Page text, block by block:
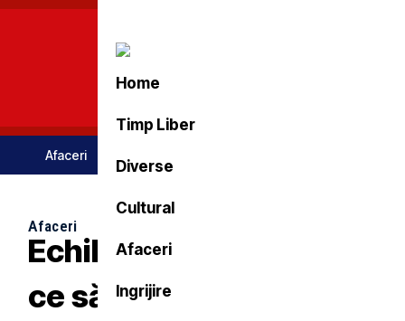
Home
Timp Liber
Diverse
Cultural
Afaceri
Ingrijire
Afaceri
Afaceri
Echilibrul Perfect: De
ce să ai un serviciu